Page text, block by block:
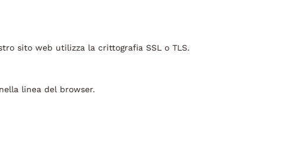
sito web utilizza la crittografia SSL o TLS.
linea del browser.